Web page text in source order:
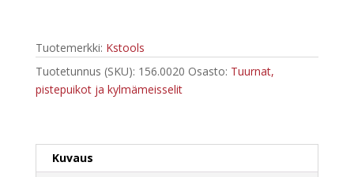
Tuotemerkki: Kstools
Tuotetunnus (SKU): 156.0020 Osasto: Tuurnat,
pistepuikot ja kylmämeisselit
Kuvaus